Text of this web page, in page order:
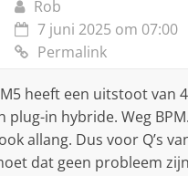
Rob
7 juni 2025 om 07:00
Permalink
heeft een uitstoot van
plug-in hybride. Weg
allang. Dus voor Q’s
dat geen probleem